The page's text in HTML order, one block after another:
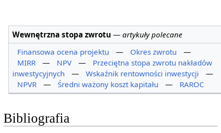
Wewnętrzna stopa zwrotu —artykuły polecane
Finansowa ocena projektu
— Okres zwrotu
—
MIRR
— NPV —
Przeciętna stopa zwrotu nakładów
inwestycyjnych
— Wskaźnik rentowności inwestycji
—
NPVR
— Średni ważony koszt kapitału — RAROC
Bibliografia